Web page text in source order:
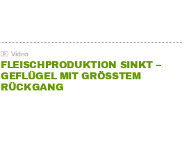
FLEISCHPRODUKTION SINKT –
GEFLÜGEL MIT GRÖSSTEM R
ÜCKGANG